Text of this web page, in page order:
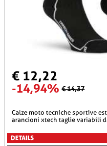
€ 12,22
-14,94% € 14,37
calze moto tecniche sportive estive leggere corte grigie e
arancioni xtech taglie variabili
DETAILS